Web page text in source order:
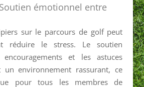
émotionnel entre
sur le parcours de golf peut
réduire le stress. Le soutien
et les astuces
un environnement rassurant, ce
pour tous les membres de